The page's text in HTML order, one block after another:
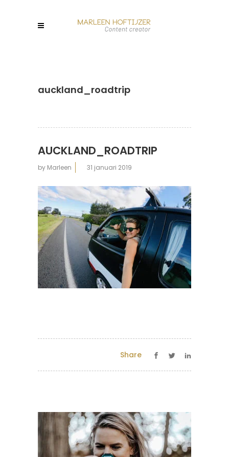
auckland_roadtrip
AUCKLAND_ROADTRIP
by Marleen 31 januari 2019
Share